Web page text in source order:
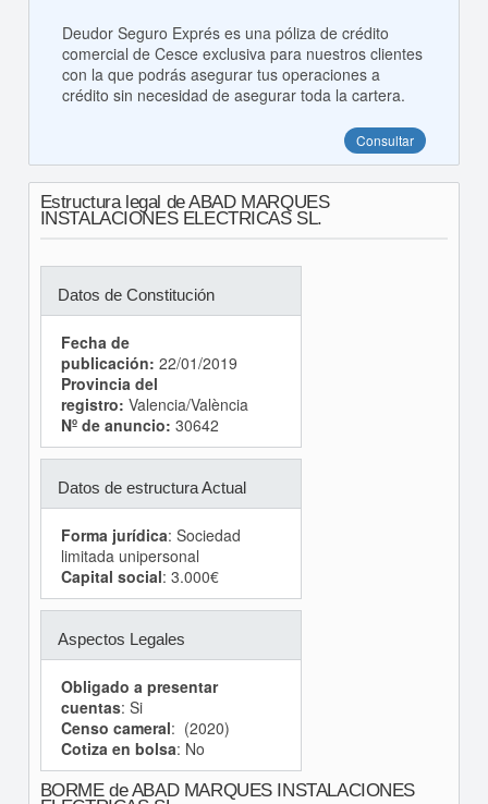
Deudor Seguro Exprés es una póliza de crédito
comercial de Cesce exclusiva para nuestros clientes
con la que podrás asegurar tus operaciones a
crédito sin necesidad de asegurar toda la cartera.
Consultar
Estructura legal de ABAD MARQUES
INSTALACIONES ELECTRICAS SL.
Datos de Constitución
Fecha de
publicación: 22/01/2019
Provincia del
registro: Valencia/València
Nº de anuncio: 30642
Datos de estructura Actual
Forma jurídica: Sociedad
limitada unipersonal
Capital social: 3.000€
Aspectos Legales
Obligado a presentar
cuentas: Si
Censo cameral: (2020)
Cotiza en bolsa: No
BORME de ABAD MARQUES INSTALACIONES